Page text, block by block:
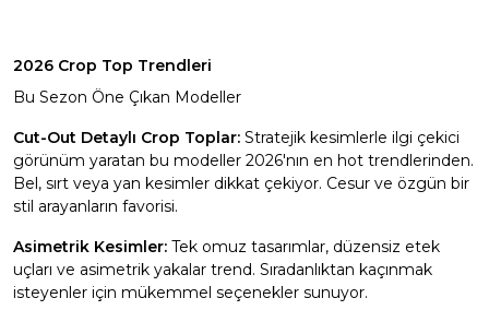
2026 Crop Top Trendleri
Bu Sezon Öne Çıkan Modeller
Cut-Out Detaylı Crop Toplar: Stratejik kesimlerle ilgi çekici
görünüm yaratan bu modeller 2026'nın en hot trendlerinden.
Bel, sırt veya yan kesimler dikkat çekiyor. Cesur ve özgün bir
stil arayanların favorisi.
Asimetrik Kesimler: Tek omuz tasarımlar, düzensiz etek
uçları ve asimetrik yakalar trend. Sıradanlıktan kaçınmak
isteyenler için mükemmel seçenekler sunuyor.